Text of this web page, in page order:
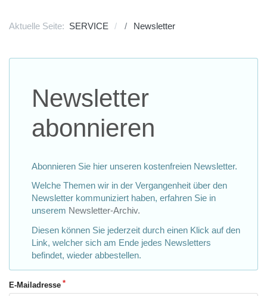
Aktuelle Seite: SERVICE Newsletter
Newsletter
abonnieren
Abonnieren Sie hier unseren kostenfreien Newsletter.
Welche Themen wir in der Vergangenheit über den
Newsletter kommuniziert haben, erfahren Sie in
unserem Newsletter-Archiv.
Diesen können Sie jederzeit durch einen Klick auf den
Link, welcher sich am Ende jedes Newsletters
befindet, wieder abbestellen.
E-Mailadresse